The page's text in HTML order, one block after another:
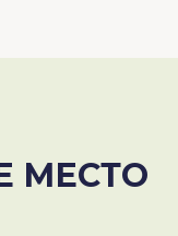
МЕСТО